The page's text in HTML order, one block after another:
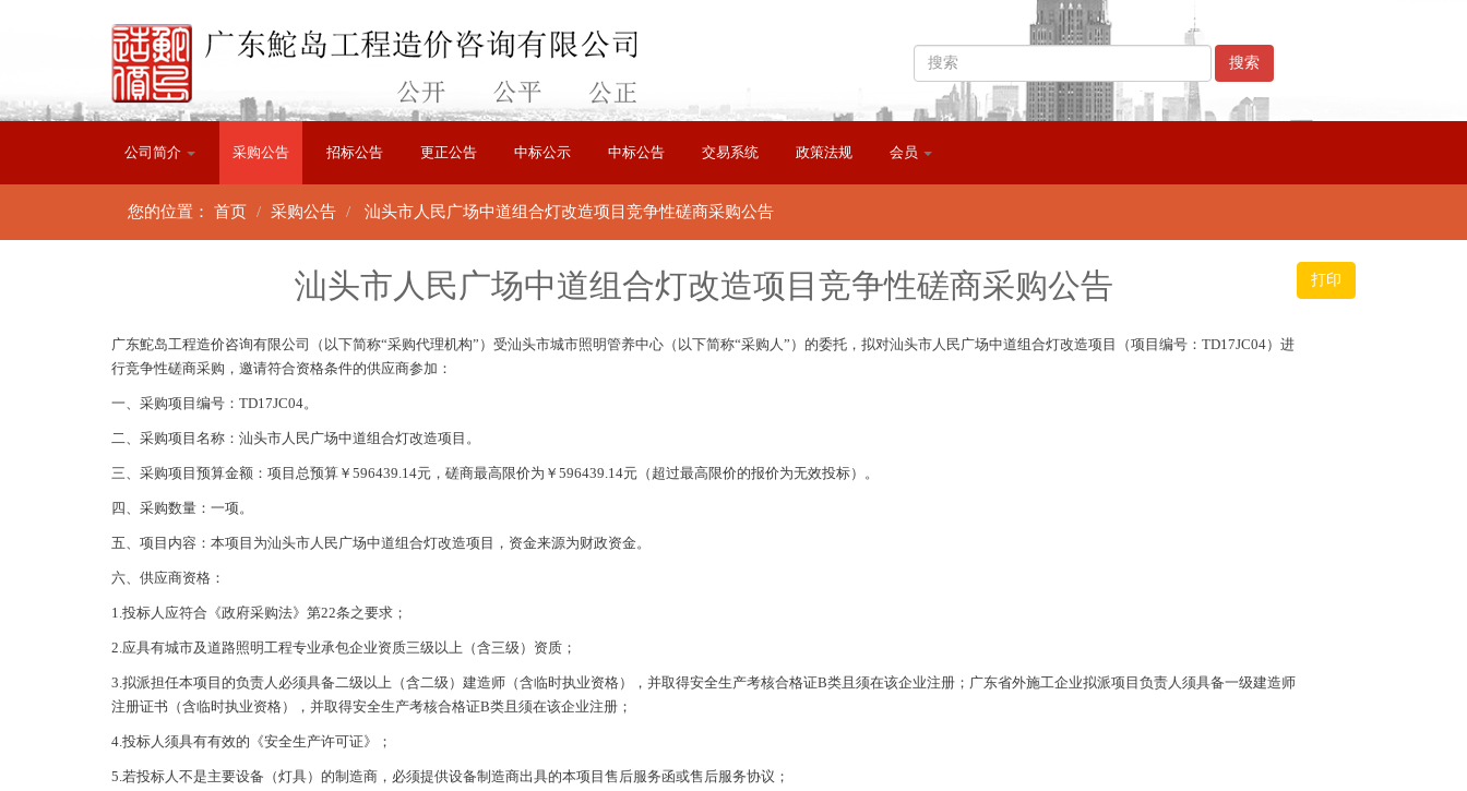
公司简介 采购公告 招标公告 更正公告 中标公示 中标公告 交易系统 政策法规 会员
您的位置： 首页 采购公告 汕头市人民广场中道组合灯改造项目竞争性磋商采购公告
打印
汕头市人民广场中道组合灯改造项目竞争性磋商采购公告
广东鮀岛工程造价咨询有限公司（以下简称“采购代理机构”）受汕头市城市照明管养中心（以下简称“采购人”）的委托，拟对汕头市人民广场中道组合灯改造项目（项目编号：TD17JC04）进
行竞争性磋商采购，邀请符合资格条件的供应商参加：
一、采购项目编号：TD17JC04。
二、采购项目名称：汕头市人民广场中道组合灯改造项目。
三、采购项目预算金额：项目总预算￥596439.14元，磋商最高限价为￥596439.14元（超过最高限价的报价为无效投标）。
四、采购数量：一项。
五、项目内容：本项目为汕头市人民广场中道组合灯改造项目，资金来源为财政资金。
六、供应商资格：
1.投标人应符合《政府采购法》第22条之要求；
2.应具有城市及道路照明工程专业承包企业资质三级以上（含三级）资质；
3.拟派担任本项目的负责人必须具备二级以上（含二级）建造师（含临时执业资格），并取得安全生产考核合格证B类且须在该企业注册；广东省外施工企业拟派项目负责人须具备一级建造师
注册证书（含临时执业资格），并取得安全生产考核合格证B类且须在该企业注册；
4.投标人须具有有效的《安全生产许可证》；
5.若投标人不是主要设备（灯具）的制造商，必须提供设备制造商出具的本项目售后服务函或售后服务协议；